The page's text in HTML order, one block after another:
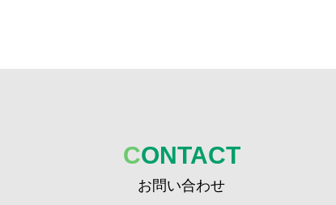
CONTACT
お問い合わせ